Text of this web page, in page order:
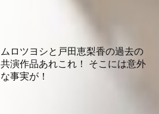
ムロツヨシと戸田恵梨香の過去の
共演作品あれこれ！ そこには意外
な事実が！